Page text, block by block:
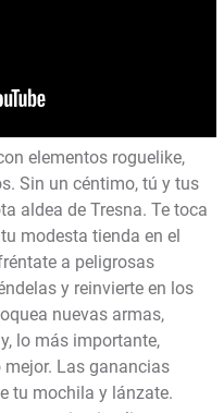
elementos roguelike,
Sin un céntimo, tú y tus
aldea de Tresna. Te toca
modesta tienda en el
a peligrosas
y reinvierte en los
nuevas armas,
lo más importante,
Las ganancias
tu mochila y lánzate.